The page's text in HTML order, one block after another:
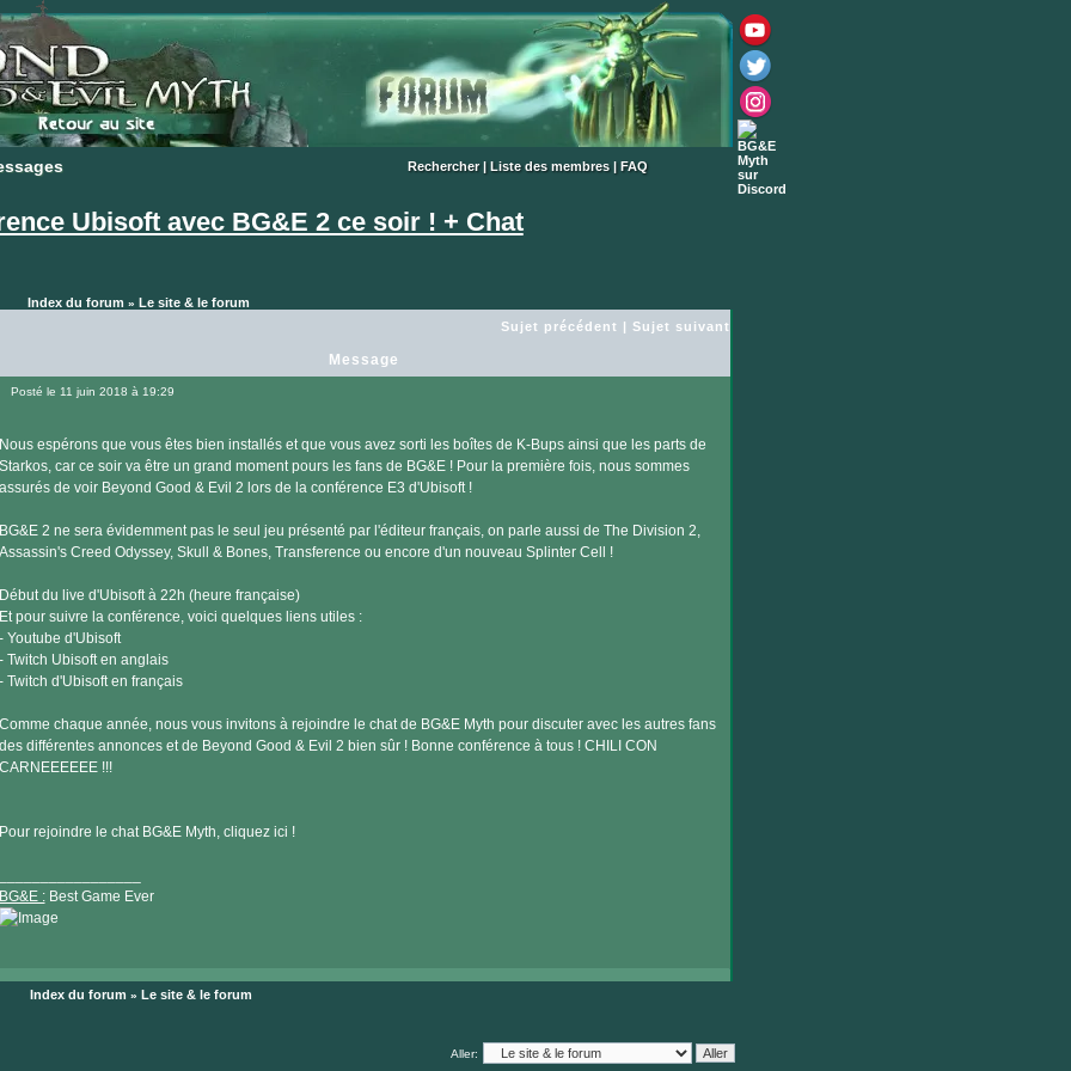
Rechercher| Liste des membres| FAQ
Ubisoft avec BG&E 2 ce soir ! + Chat
Index du forum » Le site & le forum
Sujet précédent | Sujet suivant
Message
Posté le 11 juin 2018 à 19:29
Nous espérons que vous êtes bien installés et que vous avez sorti les boîtes de K-Bups ainsi que les parts de
Starkos, car ce soir va être un grand moment pours les fans de BG&E ! Pour la première fois, nous sommes
assurés de voir Beyond Good & Evil 2 lors de la conférence E3 d'Ubisoft !
BG&E 2 ne sera évidemment pas le seul jeu présenté par l'éditeur français, on parle aussi de The Division 2,
Assassin's Creed Odyssey, Skull & Bones, Transference ou encore d'un nouveau Splinter Cell !
Début du live d'Ubisoft à 22h (heure française)
Et pour suivre la conférence, voici quelques liens utiles :
- Youtube d'Ubisoft
- Twitch Ubisoft en anglais
- Twitch d'Ubisoft en français
Comme chaque année, nous vous invitons à rejoindre le chat de BG&E Myth pour discuter avec les autres fans
des différentes annonces et de Beyond Good & Evil 2 bien sûr ! Bonne conférence à tous ! CHILI CON
CARNEEEEEE !!!
Pour rejoindre le chat BG&E Myth, cliquez ici !
BG&E :Best Game Ever
le
site
Index du forum » Le site & le forum
Aller: